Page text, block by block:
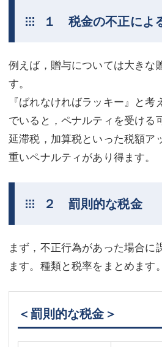
刑事弁護
不動産登記
商業登記
アクセス
東京事務所 (新宿・四谷)
川口事務所（埼玉県川口市）
交通事故
商業登記
調査・書面作成
マスコミ取材・実績
東京事務所 (新宿・四谷)
埼玉事務所 (さいたま市)
お問い合せフォーム
１ 税金の不正によ
例えば，贈与については大きな
す。
『ばれなければラッキー』と
でいると，ペナルティを受ける
延滞税，加算税といった税額ア
重いペナルティがあり得ます。
２ 罰則的な税金
まず，不正行為があった場合に
ます。種類と税率をまとめます。
＜罰則的な税金＞